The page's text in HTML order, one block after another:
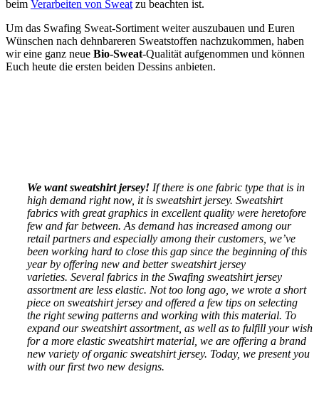
beim Verarbeiten von Sweat zu beachten ist.
Um das Swafing Sweat-Sortiment weiter auszubauen und Euren
Wünschen nach dehnbareren Sweatstoffen nachzukommen, haben
wir eine ganz neue Bio-Sweat-Qualität aufgenommen und können
Euch heute die ersten beiden Dessins anbieten.
We want sweatshirt jersey! If there is one fabric type that is in
high demand right now, it is sweatshirt jersey. Sweatshirt
fabrics with great graphics in excellent quality were heretofore
few and far between. As demand has increased among our
retail partners and especially among their customers, we’ve
been working hard to close this gap since the beginning of this
year by offering new and better sweatshirt jersey
varieties. Several fabrics in the Swafing sweatshirt jersey
assortment are less elastic. Not too long ago, we wrote a short
piece on sweatshirt jersey and offered a few tips on selecting
the right sewing patterns and working with this material. To
expand our sweatshirt assortment, as well as to fulfill your wish
for a more elastic sweatshirt material, we are offering a brand
new variety of organic sweatshirt jersey. Today, we present you
with our first two new designs.